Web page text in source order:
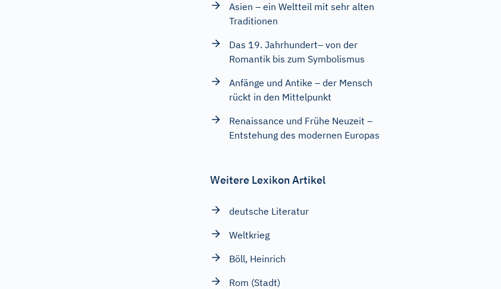
Asien – ein Weltteil mit sehr alten
Traditionen
Das 19. Jahrhundert– von der
Romantik bis zum Symbolismus
Anfänge und Antike – der Mensch
rückt in den Mittelpunkt
Renaissance und Frühe Neuzeit –
Entstehung des modernen Europas
Weitere Lexikon Artikel
deutsche Literatur
Weltkrieg
Böll, Heinrich
Rom (Stadt)